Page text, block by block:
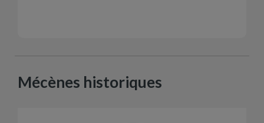
Mécènes historiques